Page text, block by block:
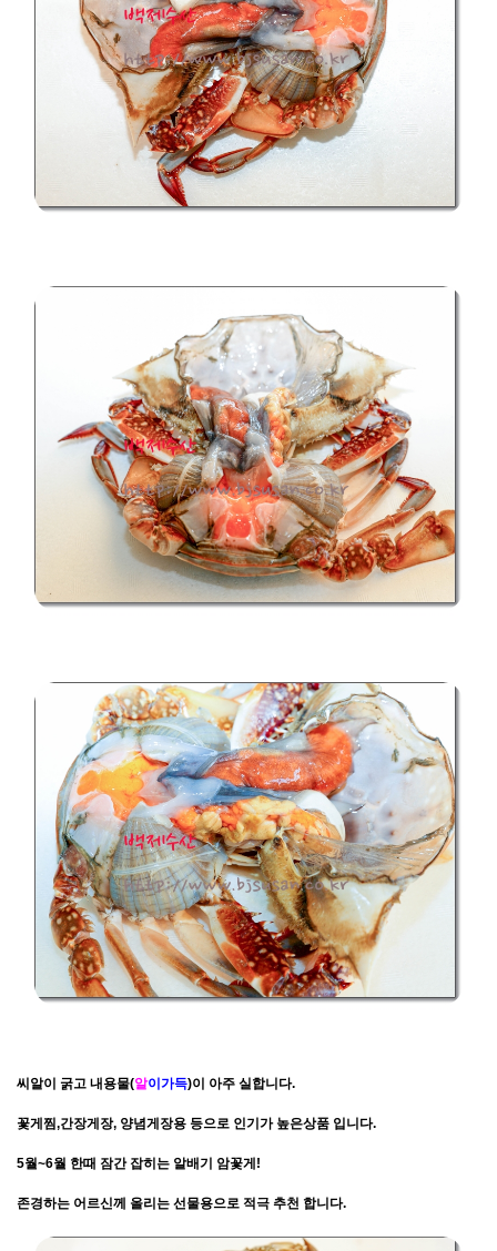
씨알이 굵고 내용물(알이가득)이 아주 실합니다.
꽃게찜,간장게장, 양념게장용 등으로 인기가 높은상품 입니다.
5월~6월 한때 잠간 잡히는 알배기 암꽃게!
존경하는 어르신께 올리는 선물용으로 적극 추천 합니다.